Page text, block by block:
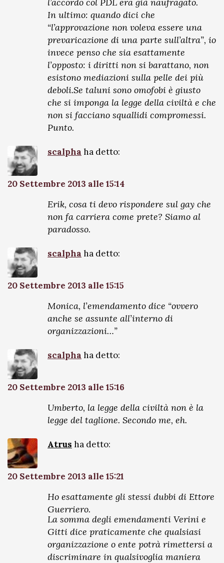
In ultimo: quando dici che
“l’approvazione non voleva essere una
prevaricazione di una parte sull’altra”, io
invece penso che sia esattamente
l’opposto: i diritti non si barattano, non
esistono mediazioni sulla pelle dei più
deboli.Se taluni sono omofobi è giusto
che si imponga la legge della civiltà e che
non si facciano squallidi compromessi.
Punto.
scalpha ha detto:
20 Settembre 2013 alle 15:14
Erik, cosa ti devo rispondere sul gay che
non fa carriera come prete? Siamo al
paradosso.
scalpha ha detto:
20 Settembre 2013 alle 15:15
Monica, l’emendamento dice “ovvero
anche se assunte all’interno di
organizzazioni…”
scalpha ha detto:
20 Settembre 2013 alle 15:16
Umberto, la legge della civiltà non è la
legge del taglione. Secondo me, eh.
Atrus ha detto:
20 Settembre 2013 alle 15:21
Ho esattamente gli stessi dubbi di Ettore
Guerriero.
La somma degli emendamenti Verini e
Gitti dice praticamente che qualsiasi
organizzazione o ente potrà rimettersi a
discriminare in qualsivoglia maniera